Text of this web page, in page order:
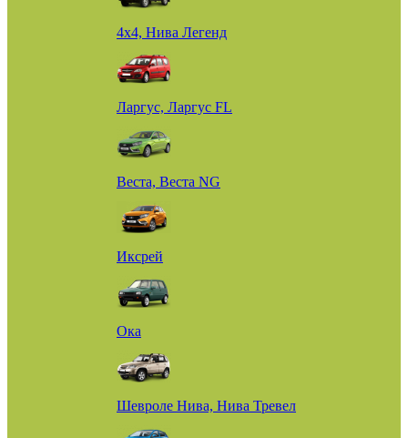
4х4, Нива Легенд
Ларгус, Ларгус FL
Веста, Веста NG
Иксрей
Ока
Шевроле Нива, Нива Тревел